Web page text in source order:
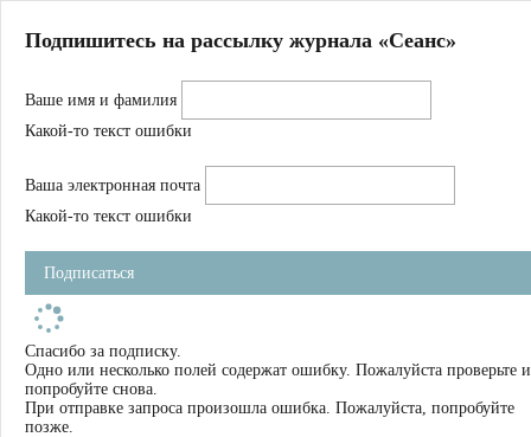
Магазин
Журнал
Школа
Устав
Фильмы
Имена
Тэги
О нас
Журнал
Книги
Подпишитесь на рассылку журнала «Сеанс»
Ваше имя и фамилия
Какой-то текст ошибки
Ваша электронная почта
Какой-то текст ошибки
Подписаться
Спасибо за подписку.
Одно или несколько полей содержат ошибку. Пожалуйста проверьте и
попробуйте снова.
При отправке запроса произошла ошибка. Пожалуйста, попробуйте
позже.